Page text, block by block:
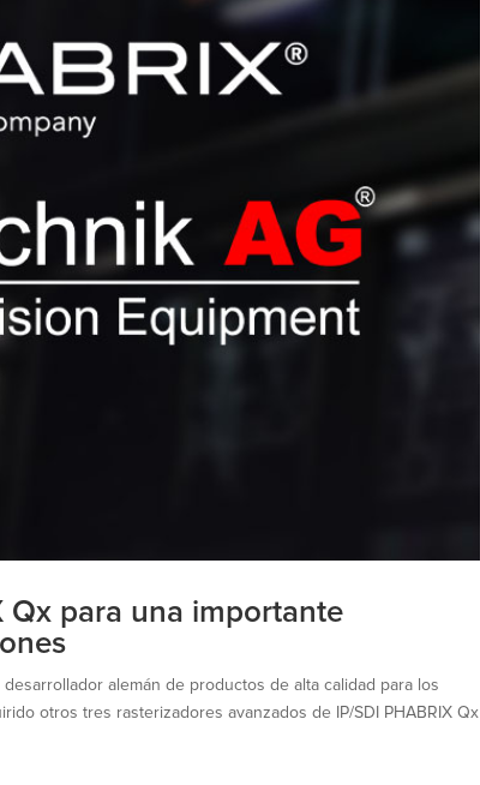
Qx para una importante
alemán de productos de alta calidad para los
otros tres rasterizadores avanzados de IP/SDI PHABRIX Qx